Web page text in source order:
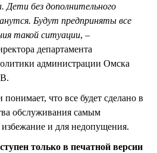
Дети без дополнительного
Будут предприняты все
такой ситуации, –
департамента
администрации Омска
понимает, что все будет сделано в
обслуживания самым
и для недопущения.
только в печатной версии